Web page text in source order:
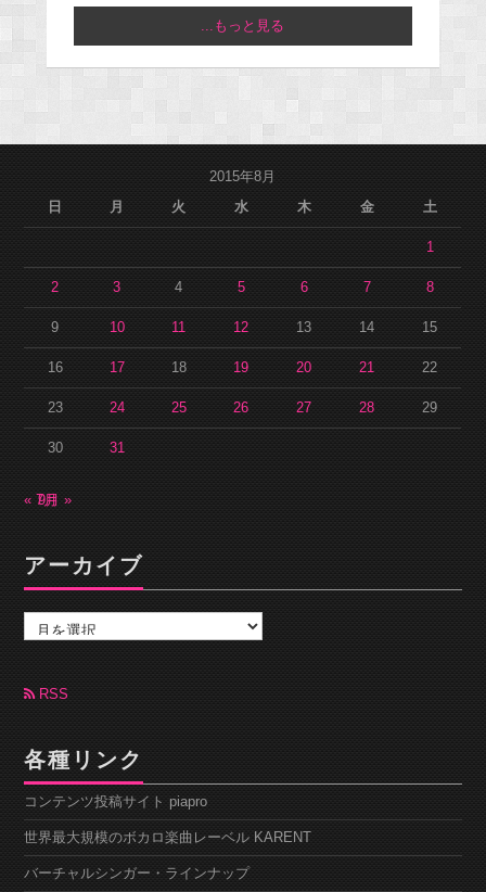
...もっと見る
2015年8月
日
月 火 水 木 金 土
1
2 3 4 5 6 7 8
9 10 11 12 13 14 15
16 17 18 19 20 21 22
23 24 25 26 27 28 29
30 31
« 7月9月 »
アーカイブ
カ
ブ RSS
各種リンク
コンテンツ投稿サイト piapro
世界最大規模のボカロ楽曲レーベル KARENT
バーチャルシンガー・ラインナップ